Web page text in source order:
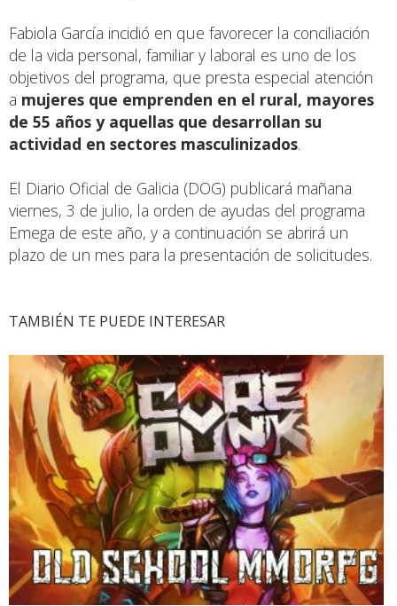
Fabiola García incidió en que favorecer la conciliación
de la vida personal, familiar y laboral es uno de los
objetivos del programa, que presta especial atención
a mujeres que emprenden en el rural, mayores
de 55 años y aquellas que desarrollan su
actividad en sectores masculinizados.
El Diario Oficial de Galicia (DOG) publicará mañana
viernes, 3 de julio, la orden de ayudas del programa
Emega de este año, y a continuación se abrirá un
plazo de un mes para la presentación de solicitudes.
TAMBIÉN TE PUEDE INTERESAR